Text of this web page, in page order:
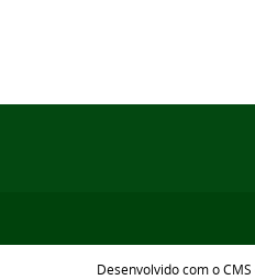
Desenvolvido com o